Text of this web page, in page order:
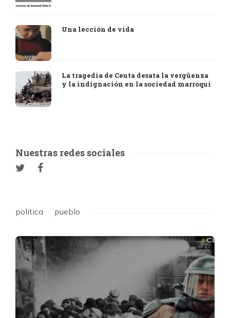
Una lección de vida
La tragedia de Ceuta desata la vergüenza
y la indignación en la sociedad marroquí
Nuestras redes sociales
politica pueblo